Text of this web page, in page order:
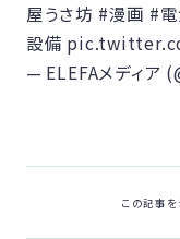
屋うさ坊 #漫画 #
設備
— ELEFAメディア
この記事を